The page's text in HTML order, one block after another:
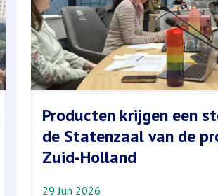
Producten krijgen een
de Statenzaal van de
Zuid-Holland
29 Jun 2026